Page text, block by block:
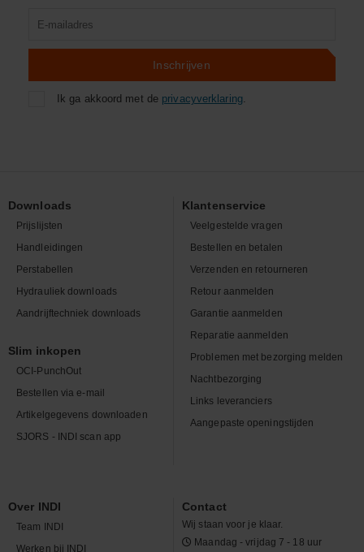
Inschrijven
Ik ga akkoord met de privacyverklaring.
Downloads
Prijslijsten
Handleidingen
Perstabellen
Hydrauliek downloads
Aandrijftechniek downloads
Slim inkopen
OCI-PunchOut
Bestellen via e-mail
Artikelgegevens downloaden
SJORS - INDI scan app
Klantenservice
Veelgestelde vragen
Bestellen en betalen
Verzenden en retourneren
Retour aanmelden
Garantie aanmelden
Reparatie aanmelden
Problemen met bezorging melden
Nachtbezorging
Links leveranciers
Aangepaste openingstijden
Over INDI
Team INDI
Werken bij INDI
Contact
Wij staan voor je klaar.
Maandag - vrijdag 7 - 18 uur